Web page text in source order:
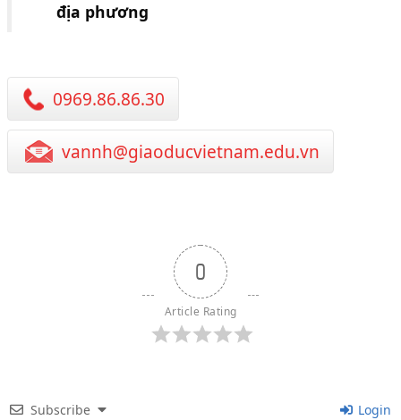
địa phương
0969.86.86.30
vannh@giaoducvietnam.edu.vn
0
Article Rating
Subscribe Login